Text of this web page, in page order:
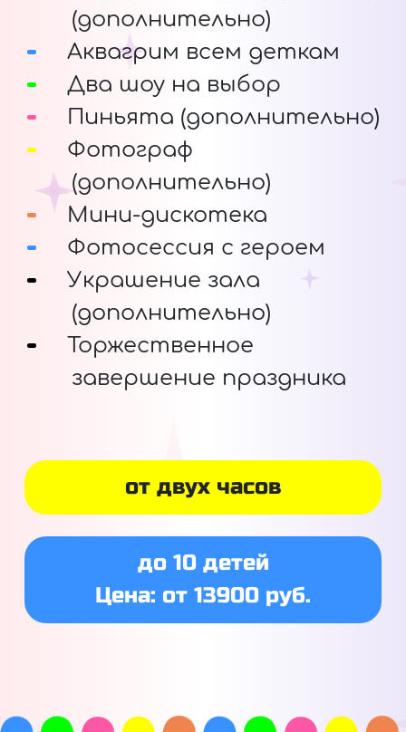
(дополнительно)
Аквагрим всем деткам
Два шоу на выбор
Пиньята (дополнительно)
Фотограф
(дополнительно)
Мини-дискотека
Фотосессия с героем
Украшение зала
(дополнительно)
Торжественное
завершение праздника
от двух часов
до 10 детей
Цена: от 13900 руб.